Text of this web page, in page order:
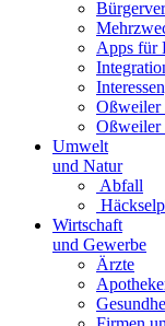
Apps für
Oßweiler
Oßweiler
Umwelt
und Natur
Abfall
Wirtschaft
und Gewerbe
Ärzte